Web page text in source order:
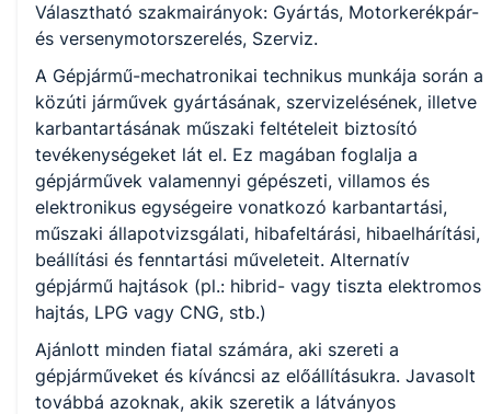
KKK/PTT
KKK letöltése (pdf)
PTT letöltése (pdf)
Okleveles technikusképzés
Nem
A képzést indító intézményeink
Székesfehérvári SZC Váci Mihály Technikum, Szakképző
Iskola és Kollégium (igazgató: Némethné Erki Tímea))
Választható szakmairányok: Gyártás, Motorkerékpár-
és versenymotorszerelés, Szerviz.
A Gépjármű-mechatronikai technikus munkája során a
közúti járművek gyártásának, szervizelésének, illetve
karbantartásának műszaki feltételeit biztosító
tevékenységeket lát el. Ez magában foglalja a
gépjárművek valamennyi gépészeti, villamos és
elektronikus egységeire vonatkozó karbantartási,
műszaki állapotvizsgálati, hibafeltárási, hibaelhárítási,
beállítási és fenntartási műveleteit. Alternatív
gépjármű hajtások (pl.: hibrid- vagy tiszta elektromos
hajtás, LPG vagy CNG, stb.)
Ajánlott minden fiatal számára, aki szereti a
gépjárműveket és kíváncsi az előállításukra. Javasolt
továbbá azoknak, akik szeretik a látványos